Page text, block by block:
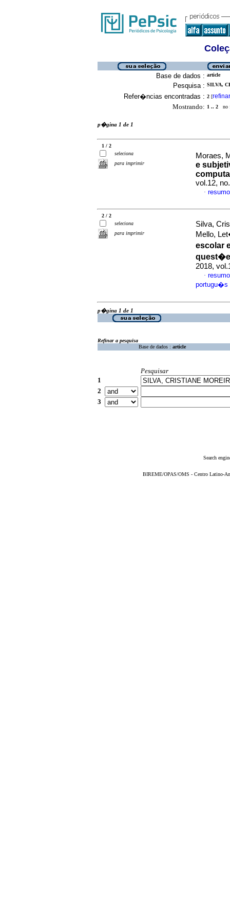
Base de dados : article
Pesquisa : SILVA,
Refer�ncias encontradas : 2 [refinar
Mostrando: 1 .. 2 no
p�gina 1 de 1
1 / 2
seleciona
para imprimir
Moraes,
e
vol.12,
·
2 / 2
seleciona
para imprimir
Silva,
Mello,
escolar
2018,
·
portugu�s
p�gina 1 de 1
Refinar a pesquisa
Base de dados : article
Pesquisar
1
2
3
Search
BIREME/OPAS/OMS - Centro Latino-